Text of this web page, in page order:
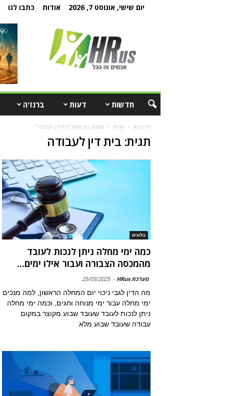
יום שישי, אוגוסט 7, 2026 אודות כתבו לנו
חדשות דעות ברנז'ה
דף הבית תגיות כתבות עם תגית "בית דין לעבודה"
תגית: בית דין לעבודה
בלוגים
כמה ימי מחלה ניתן לנכות לעובד
מהמכסה הצבורה ועבור אילו ימים...
מערכת HRus -
25/03/2025
מה הדין לגבי ניכוי יום המחלה הראשון, למה מנכים
ימי מחלה עבור ימי מנוחה וחגים, וכמה ימי מחלה
ניתן לנכות לעובד שעובד שבוע מקוצר במקום
עבודה שעובד שבוע מלא